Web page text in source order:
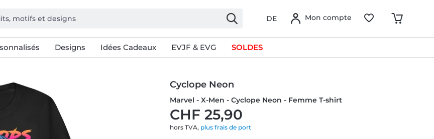
DE Mon compte
Designs Idées Cadeaux EVJF & EVG SOLDES
Cyclope Neon
Marvel - X-Men - Cyclope Neon - Femme T-shirt
CHF 25,90
hors TVA, plus frais de port